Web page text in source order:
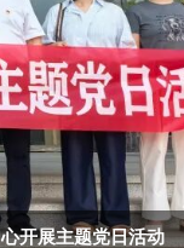
开展主题党日活动